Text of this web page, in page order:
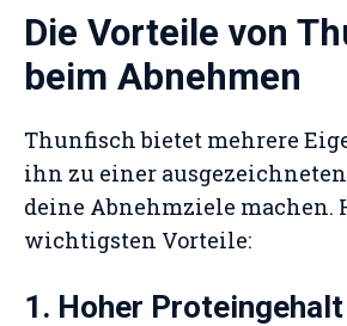
Die Vorteile von
beim Abnehmen
Thunfisch bietet mehrere
ihn zu einer
deine Abnehmziele machen.
wichtigsten Vorteile:
1. Hoher Proteingehalt